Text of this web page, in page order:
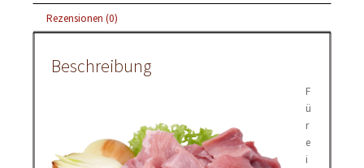
Rezensionen (0)
Beschreibung
F
ü
r
e
i